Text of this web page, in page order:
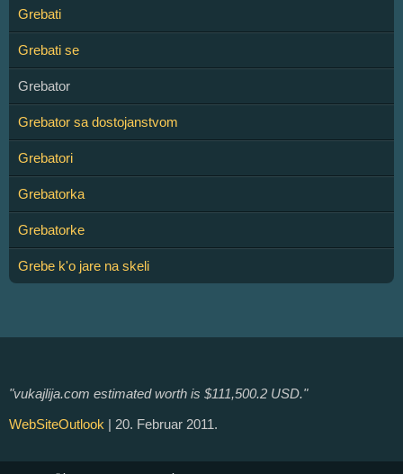
Grebati
Grebati se
Grebator
Grebator sa dostojanstvom
Grebatori
Grebatorka
Grebatorke
Grebe k'o jare na skeli
"vukajlija.com estimated worth is $111,500.2 USD."
WebSiteOutlook | 20. Februar 2011.